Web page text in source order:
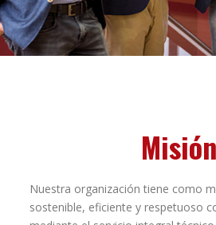
Misión
Nuestra organización tiene como
sostenible, eficiente y respetuoso